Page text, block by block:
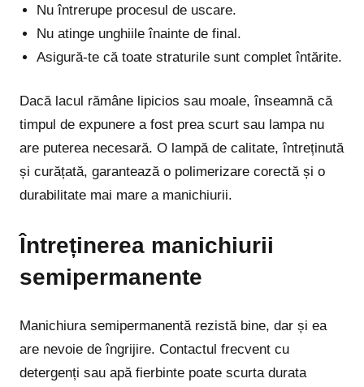
Nu întrerupe procesul de uscare.
Nu atinge unghiile înainte de final.
Asigură-te că toate straturile sunt complet întărite.
Dacă lacul rămâne lipicios sau moale, înseamnă că
timpul de expunere a fost prea scurt sau lampa nu
are puterea necesară. O lampă de calitate, întreținută
și curățată, garantează o polimerizare corectă și o
durabilitate mai mare a manichiurii.
Întreținerea manichiurii
semipermanente
Manichiura semipermanentă rezistă bine, dar și ea
are nevoie de îngrijire. Contactul frecvent cu
detergenți sau apă fierbinte poate scurta durata